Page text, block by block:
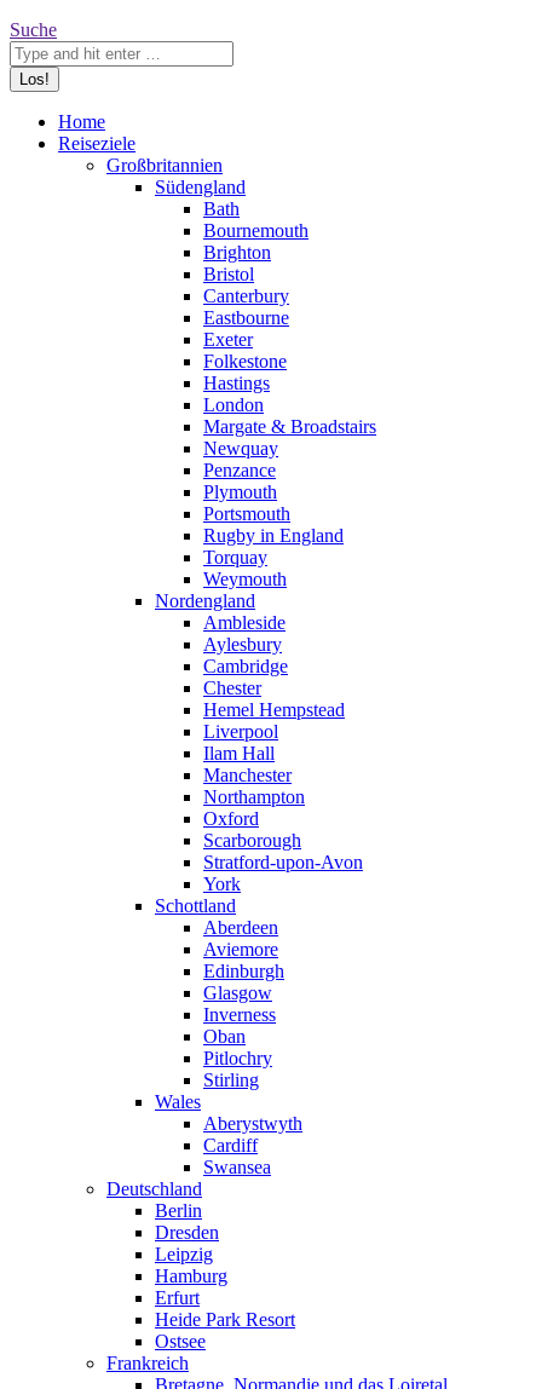
Search:
Suche
Home
Reiseziele
Großbritannien
Südengland
Bath
Bournemouth
Brighton
Bristol
Canterbury
Eastbourne
Exeter
Folkestone
Hastings
London
Margate & Broadstairs
Newquay
Penzance
Plymouth
Portsmouth
Rugby in England
Torquay
Weymouth
Nordengland
Ambleside
Aylesbury
Cambridge
Chester
Hemel Hempstead
Liverpool
Ilam Hall
Manchester
Northampton
Oxford
Scarborough
Stratford-upon-Avon
York
Schottland
Aberdeen
Aviemore
Edinburgh
Glasgow
Inverness
Oban
Pitlochry
Stirling
Wales
Aberystwyth
Cardiff
Swansea
Deutschland
Berlin
Dresden
Leipzig
Hamburg
Erfurt
Heide Park Resort
Ostsee
Frankreich
Bretagne, Normandie und das Loiretal